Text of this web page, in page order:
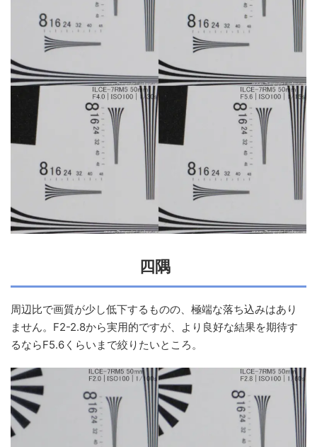
四隅
周辺比で画質が少し低下するものの、極端な落ち込みはあり
ません。F2-2.8から実用的ですが、より良好な結果を期待す
るならF5.6くらいまで絞りたいところ。